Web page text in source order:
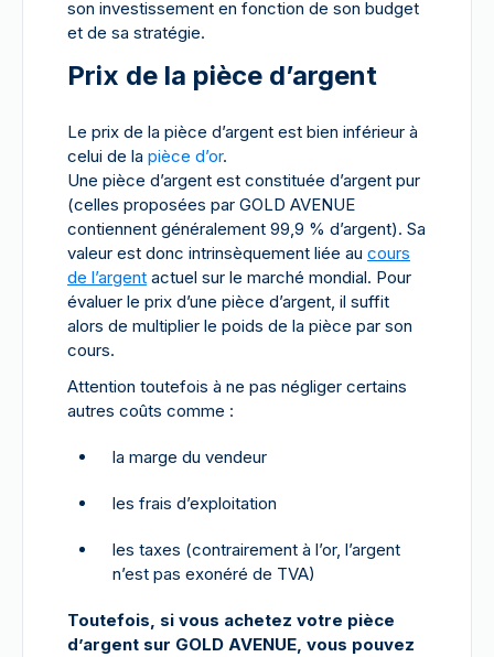
son investissement en fonction de son budget
et de sa stratégie.
Prix de la pièce d’argent
Le prix de la pièce d’argent est bien inférieur à
celui de la pièce d’or.
Une pièce d’argent est constituée d’argent pur
(celles proposées par GOLD AVENUE
contiennent généralement 99,9 % d’argent). Sa
valeur est donc intrinsèquement liée au cours
de l’argent actuel sur le marché mondial. Pour
évaluer le prix d’une pièce d’argent, il suffit
alors de multiplier le poids de la pièce par son
cours.
Attention toutefois à ne pas négliger certains
autres coûts comme :
la marge du vendeur
les frais d’exploitation
les taxes (contrairement à l’or, l’argent
n’est pas exonéré de TVA)
Toutefois, si vous achetez votre pièce
d’argent sur GOLD AVENUE, vous pouvez